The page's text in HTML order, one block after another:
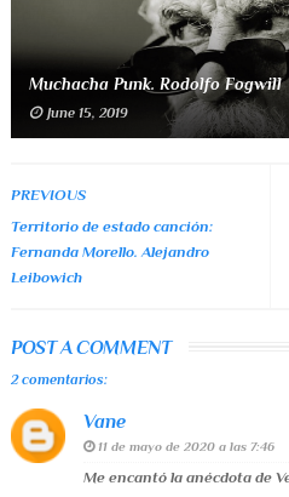
Muchacha Punk. Rodolfo Fogwill
June 15, 2019
PREVIOUS
Territorio de estado canción:
Fernanda Morello. Alejandro
Leibowich
POST A COMMENT
2 comentarios:
Vane
11 de mayo de 2020 a las 7:46
Me encantó la anécdota de